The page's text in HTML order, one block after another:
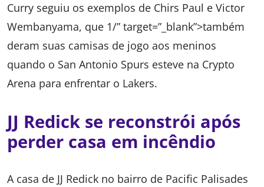
Curry seguiu os exemplos de Chirs Paul e Victor
Wembanyama, que 1/” target=”_blank”>também
deram suas camisas de jogo aos meninos
quando o San Antonio Spurs esteve na Crypto
Arena para enfrentar o Lakers.
JJ Redick se reconstrói após
perder casa em incêndio
A casa de JJ Redick no bairro de Pacific Palisades